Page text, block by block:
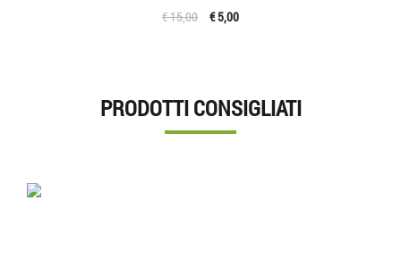
€ 15,00 € 5,00
PRODOTTI CONSIGLIATI